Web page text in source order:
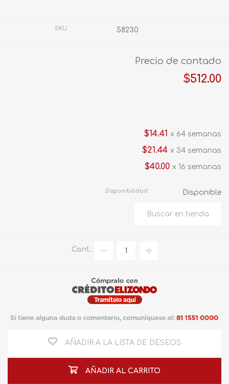
SKU: 58230
Precio de contado
$512.00
$14.41 x 64 semanas
$21.44 x 34 semanas
$40.00 x 16 semanas
Disponibilidad: Disponible
Cant.:
AÑADIR A LA LISTA DE DESEOS
AÑADIR AL CARRITO